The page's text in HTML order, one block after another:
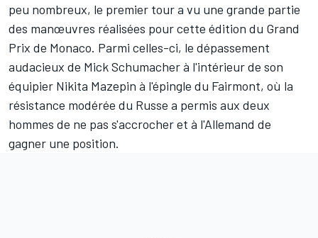
peu nombreux, le premier tour a vu une grande partie
des manœuvres réalisées pour cette édition du Grand
Prix de Monaco. Parmi celles-ci, le dépassement
audacieux de Mick Schumacherà l'intérieur de son
équipier Nikita Mazepin à l'épingle du Fairmont, où la
résistance modérée du Russe a permis aux deux
hommes de ne pas s'accrocher et à l'Allemand de
gagner une position.